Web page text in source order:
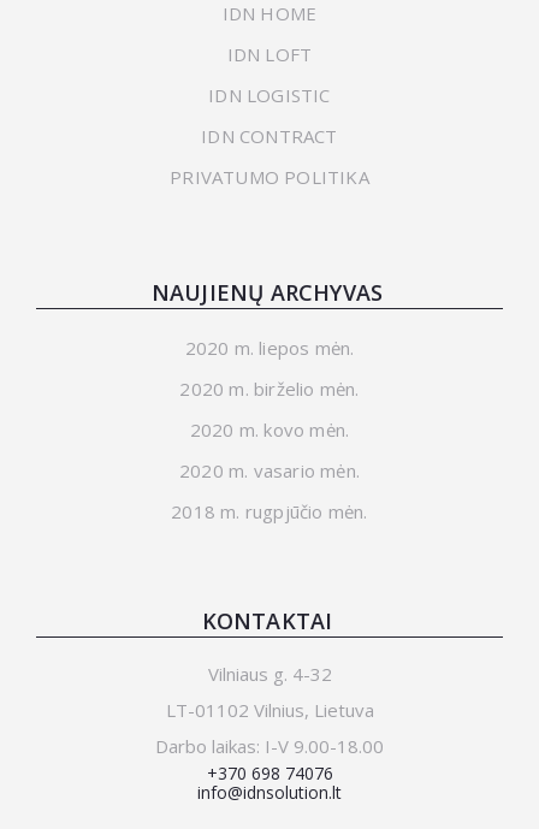
IDN HOME
IDN LOFT
IDN LOGISTIC
IDN CONTRACT
PRIVATUMO POLITIKA
NAUJIENŲ ARCHYVAS
2020 m. liepos mėn.
2020 m. birželio mėn.
2020 m. kovo mėn.
2020 m. vasario mėn.
2018 m. rugpjūčio mėn.
KONTAKTAI
Vilniaus g. 4-32
LT-01102 Vilnius, Lietuva
Darbo laikas: I-V 9.00-18.00
+370 698 74076
info@idnsolution.lt